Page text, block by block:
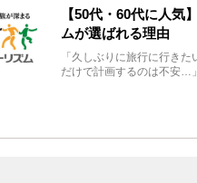
【50代・60代に人気
ムが選ばれる理由
「久しぶりに旅行に行き
だけで計画するのは不安…